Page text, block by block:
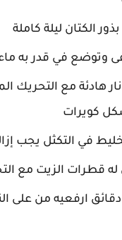
الكتان ليلة كاملة
وتوضع في قدر به
هادئة مع التحريك
كويرات
في التكثل يجب
قطرات الزيت مع
ارفعيه من على